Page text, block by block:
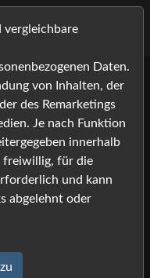
vergleichbare
Daten.
von Inhalten, der
des Remarketings
Je nach Funktion
innerhalb
freiwillig, für die
und kann
abgelehnt oder